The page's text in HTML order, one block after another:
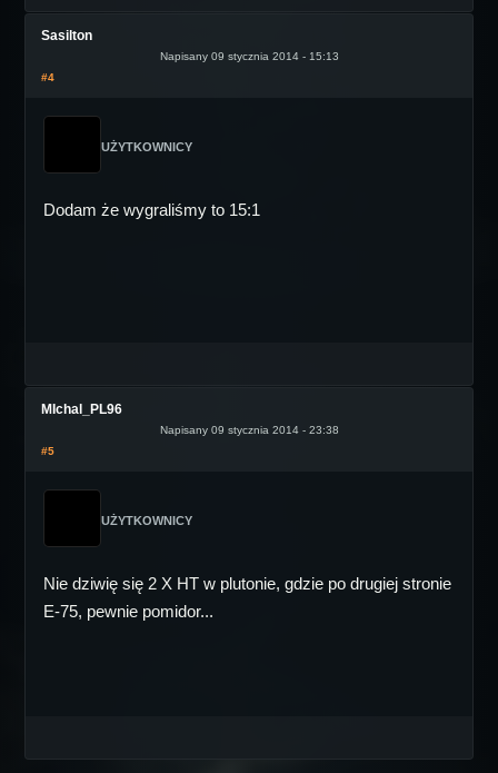
Sasilton
Napisany 09 stycznia 2014 - 15:13
#4
UŻYTKOWNICY
Dodam że wygraliśmy to 15:1
MIchal_PL96
Napisany 09 stycznia 2014 - 23:38
#5
UŻYTKOWNICY
Nie dziwię się 2 X HT w plutonie, gdzie po drugiej stronie
E-75, pewnie pomidor...